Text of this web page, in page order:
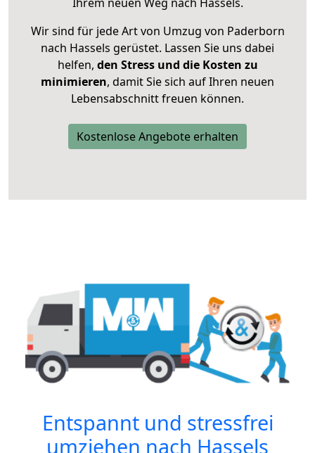
Wir sind für jede Art von Umzug von Paderborn
nach Hassels gerüstet. Lassen Sie uns dabei
helfen, den Stress und die Kosten zu
minimieren, damit Sie sich auf Ihren neuen
Lebensabschnitt freuen können.
Kostenlose Angebote erhalten
Entspannt und stressfrei
umziehen nach Hassels